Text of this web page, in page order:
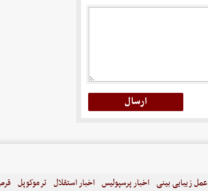
عمل زیبایی بینی اخبار پرسپولیس اخبار استقلال ترموکوپل